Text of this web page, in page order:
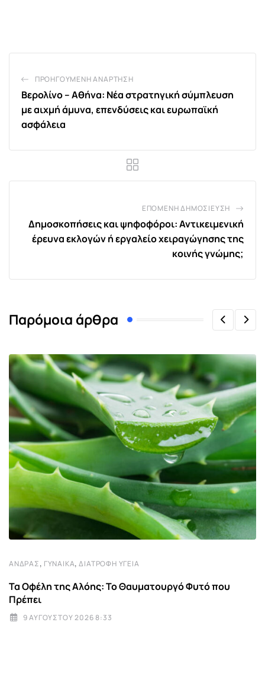
ΠΡΟΗΓΟΎΜΕΝΗ ΑΝΆΡΤΗΣΗ
Βερολίνο – Αθήνα: Νέα στρατηγική σύμπλευση
με αιχμή άμυνα, επενδύσεις και ευρωπαϊκή
ασφάλεια
ΕΠΌΜΕΝΗ ΔΗΜΟΣΊΕΥΣΗ
Δημοσκοπήσεις και ψηφοφόροι: Αντικειμενική
έρευνα εκλογών ή εργαλείο χειραγώγησης της
κοινής γνώμης;
Παρόμοια άρθρα
ΆΝΔΡΑΣ, ΓΥΝΑΊΚΑ,ΔΙΑΤΡΟΦΉ ΥΓΕΊΑ
Τα Οφέλη της Αλόης: Το Θαυματουργό Φυτό που
Πρέπει
9 ΑΥΓΟΎΣΤΟΥ 2026 8:33